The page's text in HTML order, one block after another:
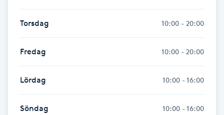
Hot yoga
Hudföryngring
Huduppstramning
Hudvård
Torsdag 10:00 - 20:00
Fredag 10:00 - 20:00
Lördag 10:00 - 16:00
Söndag 10:00 - 16:00